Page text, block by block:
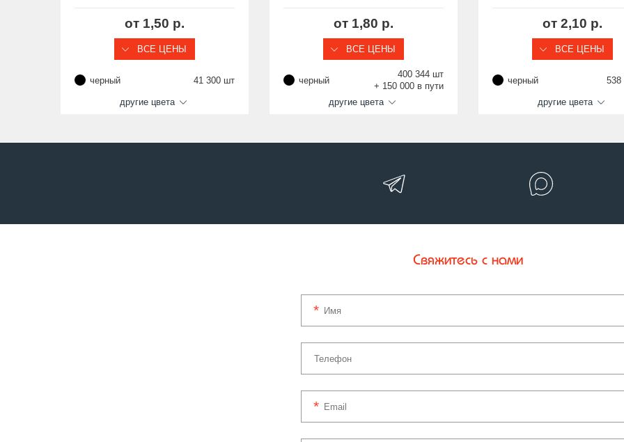
от 1,50 р.
ВСЕ ЦЕНЫ
черный 41 300 шт
другие цвета
от 1,80 р.
ВСЕ ЦЕНЫ
черный
400 344 шт
+ 150 000 в пути
другие цвета
от 2,10 р.
ВСЕ ЦЕНЫ
черный 538
другие цвета
Свяжитесь с нами